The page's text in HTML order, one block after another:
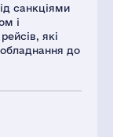
санкціями
і
які
до